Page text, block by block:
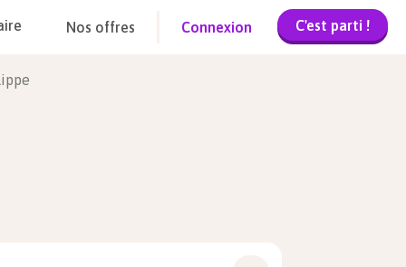
Nos offres Connexion C'est parti !